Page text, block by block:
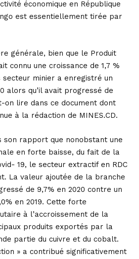
économique en République
est essentiellement tirée par
générale, bien que le Produit
connu une croissance de 1,7 %
secteur minier a enregistré un
alors qu’il avait progressé de
on lire dans ce document dont
à la rédaction de MINES.CD.
son rapport que nonobstant une
en forte baisse, du fait de la
19, le secteur extractif en RDC
La valeur ajoutée de la branche
de 9,7% en 2020 contre un
en 2019. Cette forte
à l’accroissement de la
produits exportés par la
partie du cuivre et du cobalt.
» a contribué significativement